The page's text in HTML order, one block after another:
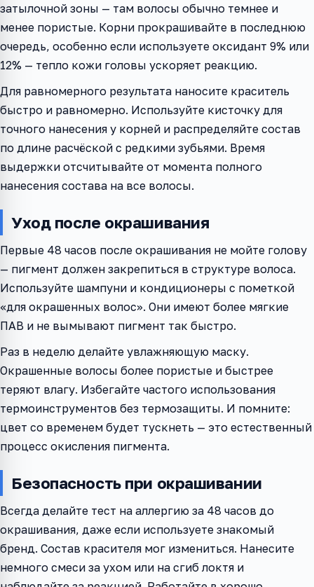
затылочной зоны — там волосы обычно темнее и
менее пористые. Корни прокрашивайте в последнюю
очередь, особенно если используете оксидант 9% или
12% — тепло кожи головы ускоряет реакцию.
Для равномерного результата наносите краситель
быстро и равномерно. Используйте кисточку для
точного нанесения у корней и распределяйте состав
по длине расчёской с редкими зубьями. Время
выдержки отсчитывайте от момента полного
нанесения состава на все волосы.
Уход после окрашивания
Первые 48 часов после окрашивания не мойте голову
— пигмент должен закрепиться в структуре волоса.
Используйте шампуни и кондиционеры с пометкой
«для окрашенных волос». Они имеют более мягкие
ПАВ и не вымывают пигмент так быстро.
Раз в неделю делайте увлажняющую маску.
Окрашенные волосы более пористые и быстрее
теряют влагу. Избегайте частого использования
термоинструментов без термозащиты. И помните:
цвет со временем будет тускнеть — это естественный
процесс окисления пигмента.
Безопасность при окрашивании
Всегда делайте тест на аллергию за 48 часов до
окрашивания, даже если используете знакомый
бренд. Состав красителя мог измениться. Нанесите
немного смеси за ухом или на сгиб локтя и